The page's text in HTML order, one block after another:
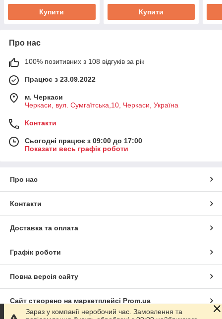
Купити Купити
Про нас
100% позитивних з 108 відгуків за рік
Працює з 23.09.2022
м. Черкаси
Черкаси, вул. Сумгаїтська,10, Черкаси, Україна
Контакти
Сьогодні працює з 09:00 до 17:00
Показати весь графік роботи
Про нас
Контакти
Доставка та оплата
Графік роботи
Повна версія сайту
Сайт створено на маркетплейсі Prom.ua
Зараз у компанії неробочий час. Замовлення та